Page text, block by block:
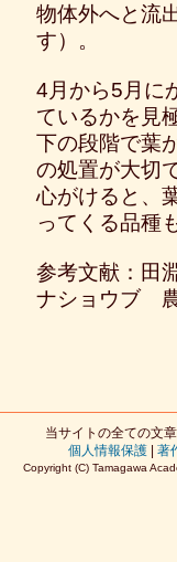
物体外へと流
す）。
4月から5月に
ているかを見
下の段階で葉
の処置が大切
心がけると、
ってくる品種
参考文献：田
ナショウブ
当サイトの全ての文
個人情報保護
著
Copyright (C) Tamagawa